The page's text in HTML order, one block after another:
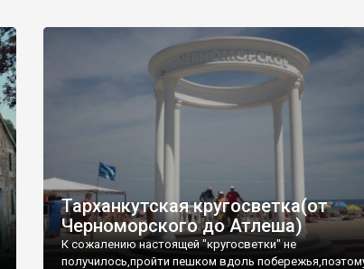
Тарханкутская кругосветка(от
Черноморского до Атлеша)
К сожалению настоящей "кругосветки" не
получилось,пройти пешком вдоль